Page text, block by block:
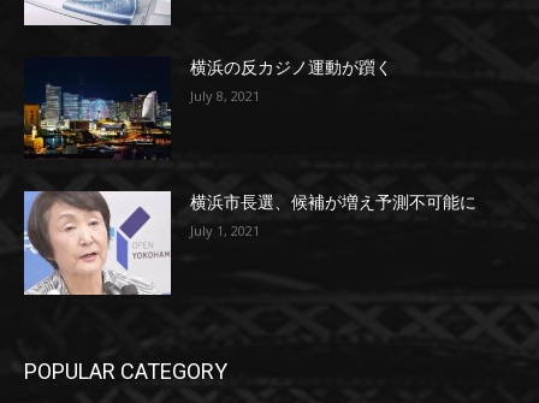
横浜の反カジノ運動が躓く
July 8, 2021
横浜市長選、候補が増え予測不可能に
July 1, 2021
POPULAR CATEGORY